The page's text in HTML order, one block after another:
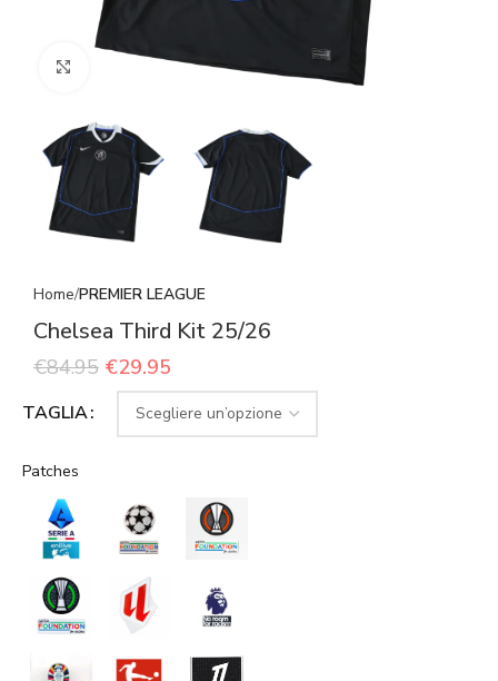
Click to enlarge
Home PREMIER LEAGUE
Chelsea Third Kit 25/26
€84.95 €29.95
TAGLIA
Patches